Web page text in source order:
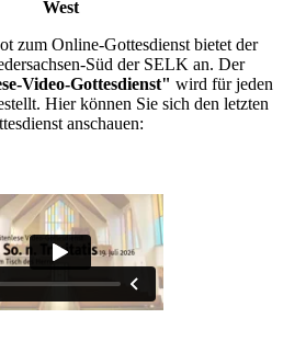
West
zum Online-Gottesdienst bietet der
Süd der SELK an. Der
Video-Gottesdienst" wird für jeden
Hier können Sie sich den letzten
anschauen: